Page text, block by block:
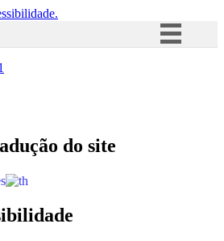
Acesso à informação
do site